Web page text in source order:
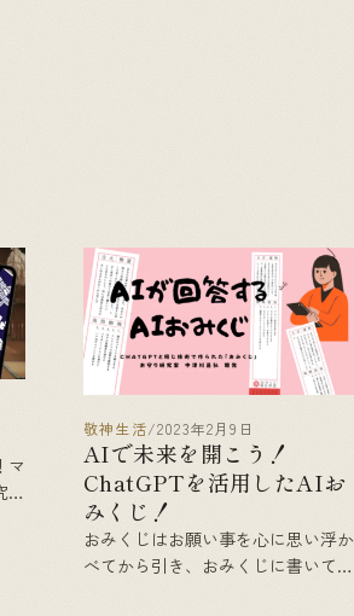
マ
家
敬神生活/2023年2月9日
AIで未来を開こう！
ChatGPTを活用したAIお
みくじ！
おみくじはお願い事を心に思い浮か
べてから引き、おみくじに書いてあ